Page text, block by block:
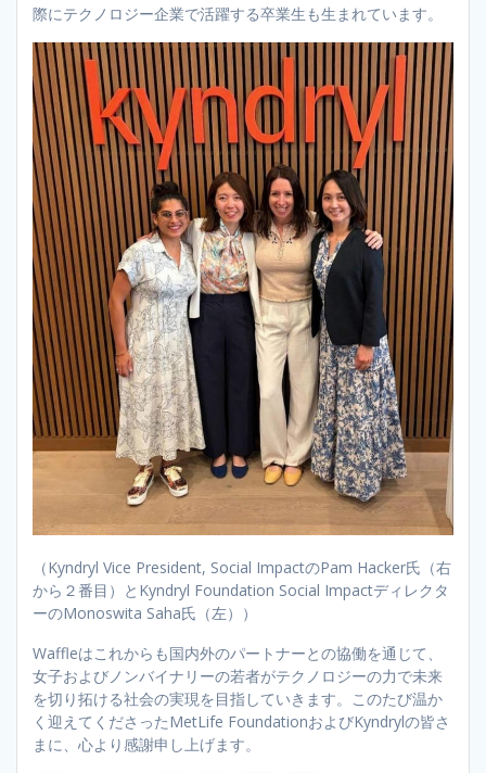
際にテクノロジー企業で活躍する卒業生も生まれています。
（Kyndryl Vice President, Social ImpactのPam Hacker氏（右
から２番目）とKyndryl Foundation Social Impactディレクタ
ーのMonoswita Saha氏（左））
Waffleはこれからも国内外のパートナーとの協働を通じて、
女子およびノンバイナリーの若者がテクノロジーの力で未来
を切り拓ける社会の実現を目指していきます。このたび温か
く迎えてくださったMetLife FoundationおよびKyndrylの皆さ
まに、心より感謝申し上げます。